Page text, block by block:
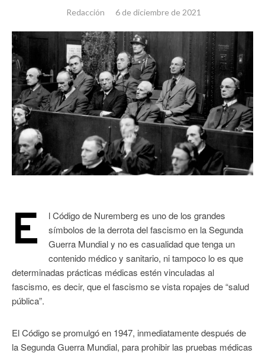
Redacción 6 de diciembre de 2021
E
l Código de Nuremberg es uno de los grandes
símbolos de la derrota del fascismo en la Segunda
Guerra Mundial y no es casualidad que tenga un
contenido médico y sanitario, ni tampoco lo es que
determinadas prácticas médicas estén vinculadas al
fascismo, es decir, que el fascismo se vista ropajes de “salud
pública”.
El Código se promulgó en 1947, inmediatamente después de
la Segunda Guerra Mundial, para prohibir las pruebas médicas